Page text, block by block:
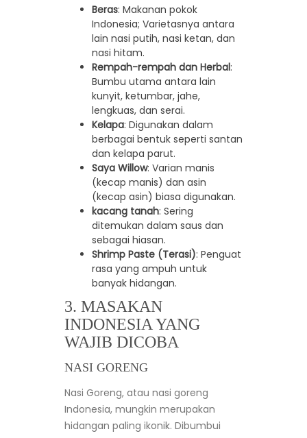
Beras: Makanan pokok
Indonesia; Varietasnya antara
lain nasi putih, nasi ketan, dan
nasi hitam.
Rempah-rempah dan Herbal:
Bumbu utama antara lain
kunyit, ketumbar, jahe,
lengkuas, dan serai.
Kelapa: Digunakan dalam
berbagai bentuk seperti santan
dan kelapa parut.
Saya Willow: Varian manis
(kecap manis) dan asin
(kecap asin) biasa digunakan.
kacang tanah: Sering
ditemukan dalam saus dan
sebagai hiasan.
Shrimp Paste (Terasi): Penguat
rasa yang ampuh untuk
banyak hidangan.
3. MASAKAN
INDONESIA YANG
WAJIB DICOBA
NASI GORENG
Nasi Goreng, atau nasi goreng
Indonesia, mungkin merupakan
hidangan paling ikonik. Dibumbui